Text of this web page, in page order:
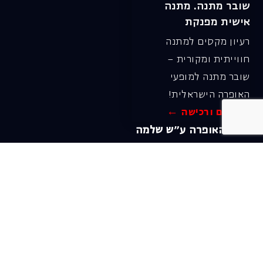
שובר מתנה. מתנה
אישית מפנקת
רעיון מקסים למתנה
חווייתית ומקורית –
שובר מתנה למופעי
האופרה הישראלית!
לפרטים ורכישה ←
בית האופרה ע״ש שלמה